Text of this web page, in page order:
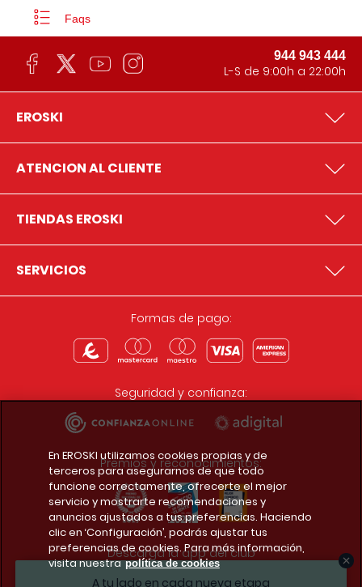
A tu lado en cada nueva etapa
Faqs
944 943 444
L-S de 9:00h a 22:00h
EROSKI
ATENCION AL CLIENTE
TIENDAS EROSKI
SERVICIOS
Formas de pago:
Seguridad y confianza:
Premios y reconocimientos:
Descarga la app del club
En EROSKI utilizamos cookies propias y de
terceros para asegurarnos de que todo
funcione correctamente, ofrecerte el mejor
servicio y mostrarte recomendaciones y
anuncios ajustados a tus preferencias. Haciendo
clic en ‘Configuración’, podrás ajustar tus
preferencias de cookies. Para más información,
visita nuestra política de cookies